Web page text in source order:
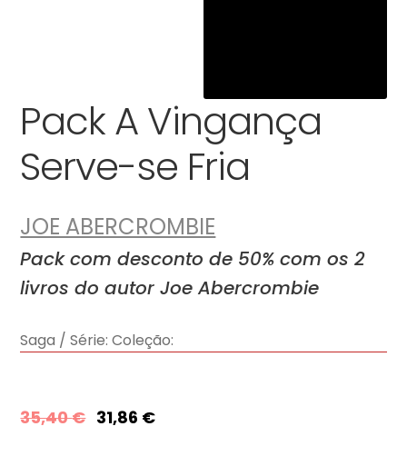
Pack A Vingança
Serve-se Fria
JOE ABERCROMBIE
Pack com desconto de 50% com os 2
livros do autor Joe Abercrombie
Saga / Série: Coleção:
35,40€ 31,86 €